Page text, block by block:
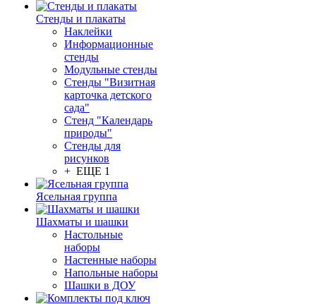
Стенды и плакаты
Наклейки
Информационные
стенды
Модульные стенды
Стенды "Визитная
карточка детского
сада"
Стенд "Календарь
природы"
Стенды для
рисунков
+ ЕЩЕ 1
Ясельная группа
Шахматы и шашки
Настольные
наборы
Настенные наборы
Напольные наборы
Шашки в ДОУ